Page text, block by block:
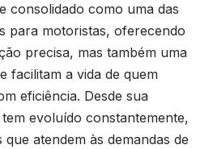
consolidado como uma das
para motoristas, oferecendo
precisa, mas também uma
facilitam a vida de quem
eficiência. Desde sua
evoluído constantemente,
atendem às demandas de